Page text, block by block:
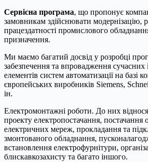
Сервісна програма, що пропонує
замовникам здійснювати модернізацію,
працездатності промислового
призначення.
Ми маємо багатий досвід у розробці
забезпечення та впровадження сучасних
елементів систем автоматизації на базі
європейських виробників Siemens,
ін.
Електромонтажні роботи. До них
проекту електропостачання,
електричних мереж, прокладання та
змонтованого обладнання,
встановлення електрофурнітури,
блискавкозахисту та багато іншого.